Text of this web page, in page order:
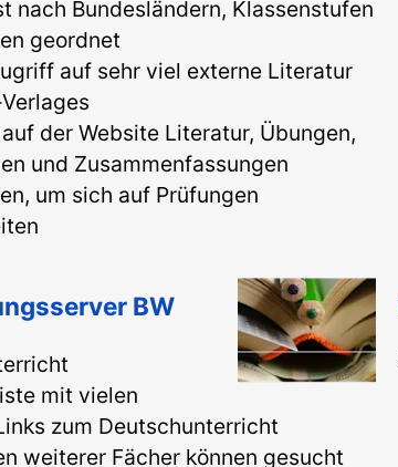
nach Bundesländern, Klassenstufen
geordnet
auf sehr viel externe Literatur
der Website Literatur, Übungen,
und Zusammenfassungen
um sich auf Prüfungen
BW
mit vielen
zum Deutschunterricht
weiterer Fächer können gesucht